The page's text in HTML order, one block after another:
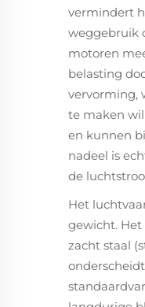
vermindert
weggebruik
motoren
belasting
vervorming,
te maken
en kunnen
nadeel is
de
Het
gewicht.
zacht staal